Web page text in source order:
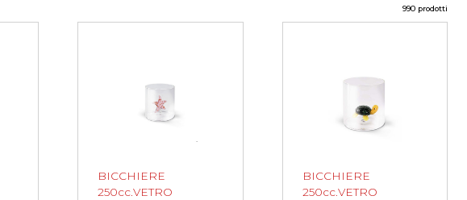
990 prodotti
BICCHIERE
250cc.VETRO
BICCHIERE
250cc.VETRO